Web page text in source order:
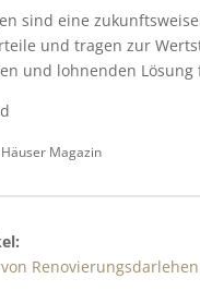
sind eine
und tragen zur
und lohnenden Lösung
Häuser Magazin